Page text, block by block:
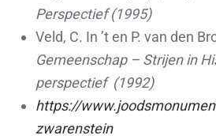
Perspectief (1995)
Veld, C. In ’t en P. van den
Gemeenschap – Strijen in
perspectief (1992)
https://
zwarenstein